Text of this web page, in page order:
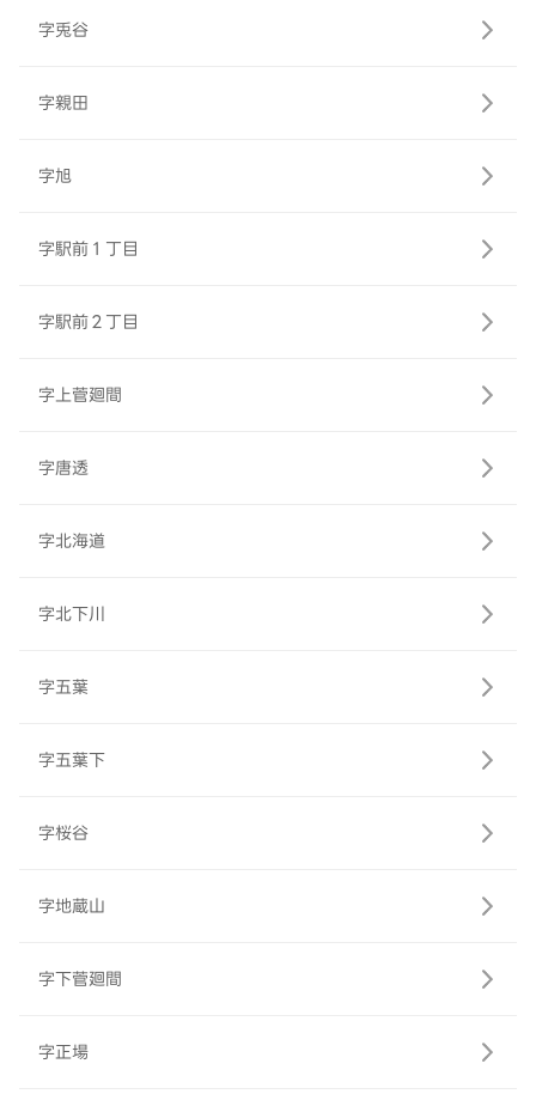
字兎谷
字親田
字旭
字駅前１丁目
字駅前２丁目
字上菅廻間
字唐透
字北海道
字北下川
字五葉
字五葉下
字桜谷
字地蔵山
字下菅廻間
字正場